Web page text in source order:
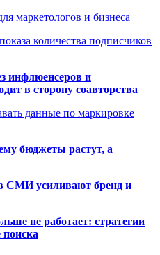
маркетологов и бизнеса
количества подписчиков
инфлюенсеров и
в сторону соавторства
данные по маркировке
бюджеты растут, а
СМИ усиливают бренд и
не работает: стратегии